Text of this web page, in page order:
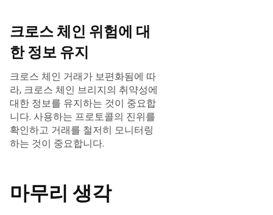
크로스 체인 위험에 대
한 정보 유지
크로스 체인 거래가 보편화됨에 따
라, 크로스 체인 브리지의 취약성에
대한 정보를 유지하는 것이 중요합
니다. 사용하는 프로토콜의 진위를
확인하고 거래를 철저히 모니터링
하는 것이 중요합니다.
마무리 생각